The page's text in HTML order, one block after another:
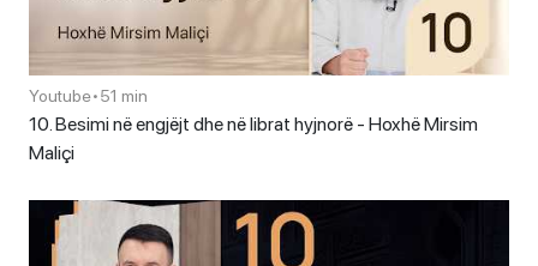
Youtube•51 min
10. Besimi në engjëjt dhe në librat hyjnorë - Hoxhë Mirsim
Maliçi